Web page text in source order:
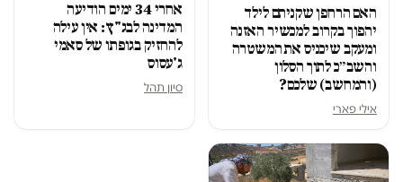
האם הרחפן שקניתם לילד
יהפוך בקרוב למכשיר האזנה
ומעקב שיכניס את המשטרה
והשב״כ לתוך הסלון
(והמחשב) שלכם?
אילי פארי
אחרי 34 ימים הודיעה
המדינה לבג"ץ: אין עילה
להחזיק בגופתו של סאמי
ג'עסוס
סיון תהל